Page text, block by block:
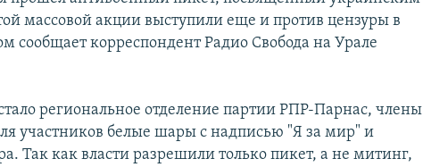
массовой акции выступили еще и против цензуры в
сообщает корреспондент Радио Свобода на Урале
региональное отделение партии РПР-Парнас, члены
участников белые шары с надписью "Я за мир" и
Так как власти разрешили только пикет, а не митинг,